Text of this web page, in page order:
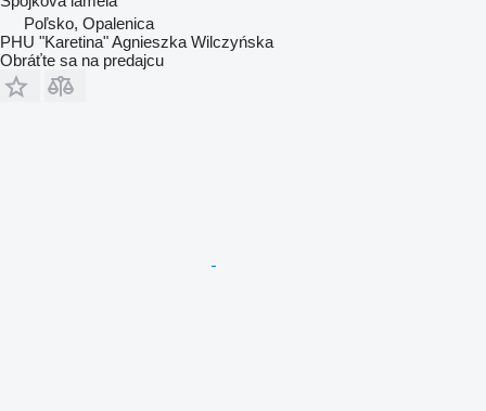
Poľsko, Opalenica
PHU "Karetina" Agnieszka Wilczyńska
Obráťte sa na predajcu